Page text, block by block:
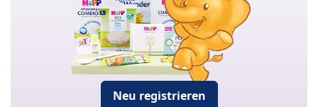
Neu registrieren